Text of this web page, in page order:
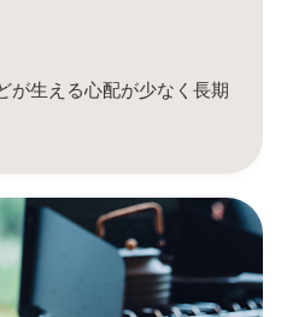
が生える心配が少なく長期